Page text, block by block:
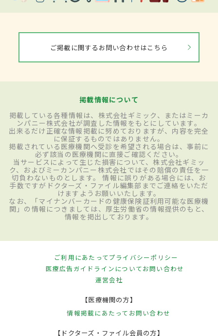
ご掲載に関するお問い合わせはこちら
掲載情報について
掲載している各種情報は、株式会社ギミック、またはミーカ
ンパニー株式会社が調査した情報をもとにしています。
出来るだけ正確な情報掲載に努めておりますが、内容を完全
に保証するものではありません。
掲載されている医療機関へ受診を希望される場合は、事前に
必ず該当の医療機関に直接ご確認ください。
当サービスによって生じた損害について、株式会社ギミッ
ク、およびミーカンパニー株式会社ではその賠償の責任を一
切負わないものとします。 情報に誤りがある場合には、お
手数ですがドクターズ・ファイル編集部までご連絡をいただ
けますようお願いいたします。
なお、「マイナンバーカードの健康保険証利用可能な医療機
関」の情報につきましては、厚生労働省の情報提供のもと、
情報を掲出しております。
ご利用にあたってプライバシーポリシー
医療広告ガイドラインについてお問い合わせ
運営会社
【医療機関の方】
情報掲載にあたって お問い合わせ
【ドクターズ・ファイル会員の方】